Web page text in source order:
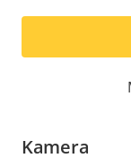
Kamera